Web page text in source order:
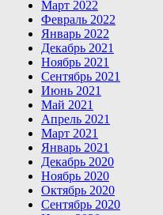
Март 2022
Февраль 2022
Январь 2022
Декабрь 2021
Ноябрь 2021
Сентябрь 2021
Июнь 2021
Май 2021
Апрель 2021
Март 2021
Январь 2021
Декабрь 2020
Ноябрь 2020
Октябрь 2020
Сентябрь 2020